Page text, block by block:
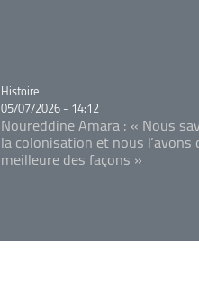
Catégorie
Histoire
05/07/2026 - 14:12
Noureddine Amara : « Nous
la colonisation et nous
meilleure des façons »